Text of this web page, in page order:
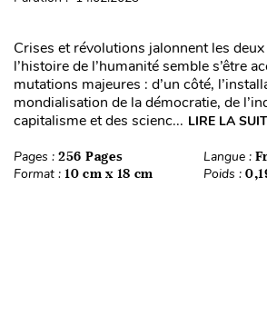
Crises et révolutions jalonnent les
l’histoire de l’humanité semble s’être
mutations majeures : d’un côté,
mondialisation de la démocratie, de
capitalisme et des scienc... LIRE LA
Pages : 256 Pages Langue :
Format : 10 cm x 18 cm Poids :